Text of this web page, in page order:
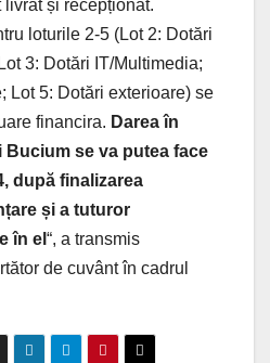
și recepționat.
loturile 2‑5 (Lot 2: Dotări
3: Dotări IT/Multimedia;
Lot 5: Dotări exterioare) se
financira. Darea în
se va putea face
după finalizarea
și a tuturor
în el “, a transmis
de cuvânt în cadrul